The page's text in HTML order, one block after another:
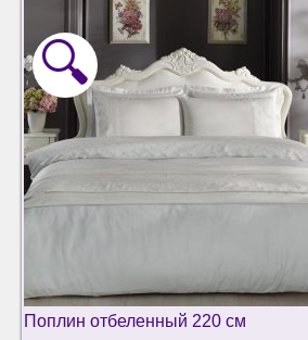
🔍
Поплин отбеленный 220 см